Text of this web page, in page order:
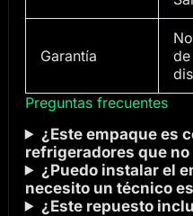
Garantía
Preguntas frecuentes
¿Este empaque es
refrigeradores que no
¿Puedo instalar el
necesito un técnico
¿Este repuesto